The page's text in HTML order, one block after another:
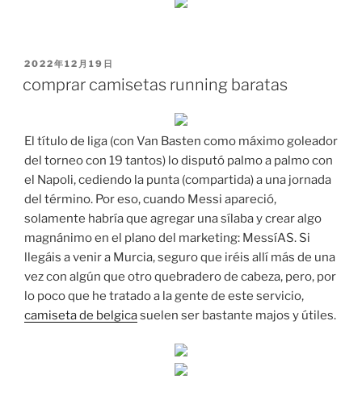
PUBLICADO
2022年12月19日
comprar camisetas running baratas
El título de liga (con Van Basten como máximo goleador
del torneo con 19 tantos) lo disputó palmo a palmo con
el Napoli, cediendo la punta (compartida) a una jornada
del término. Por eso, cuando Messi apareció,
solamente habría que agregar una sílaba y crear algo
magnánimo en el plano del marketing: MessíAS. Si
llegáis a venir a Murcia, seguro que iréis allí más de una
vez con algún que otro quebradero de cabeza, pero, por
lo poco que he tratado a la gente de este servicio,
camiseta de belgicasuelen ser bastante majos y útiles.